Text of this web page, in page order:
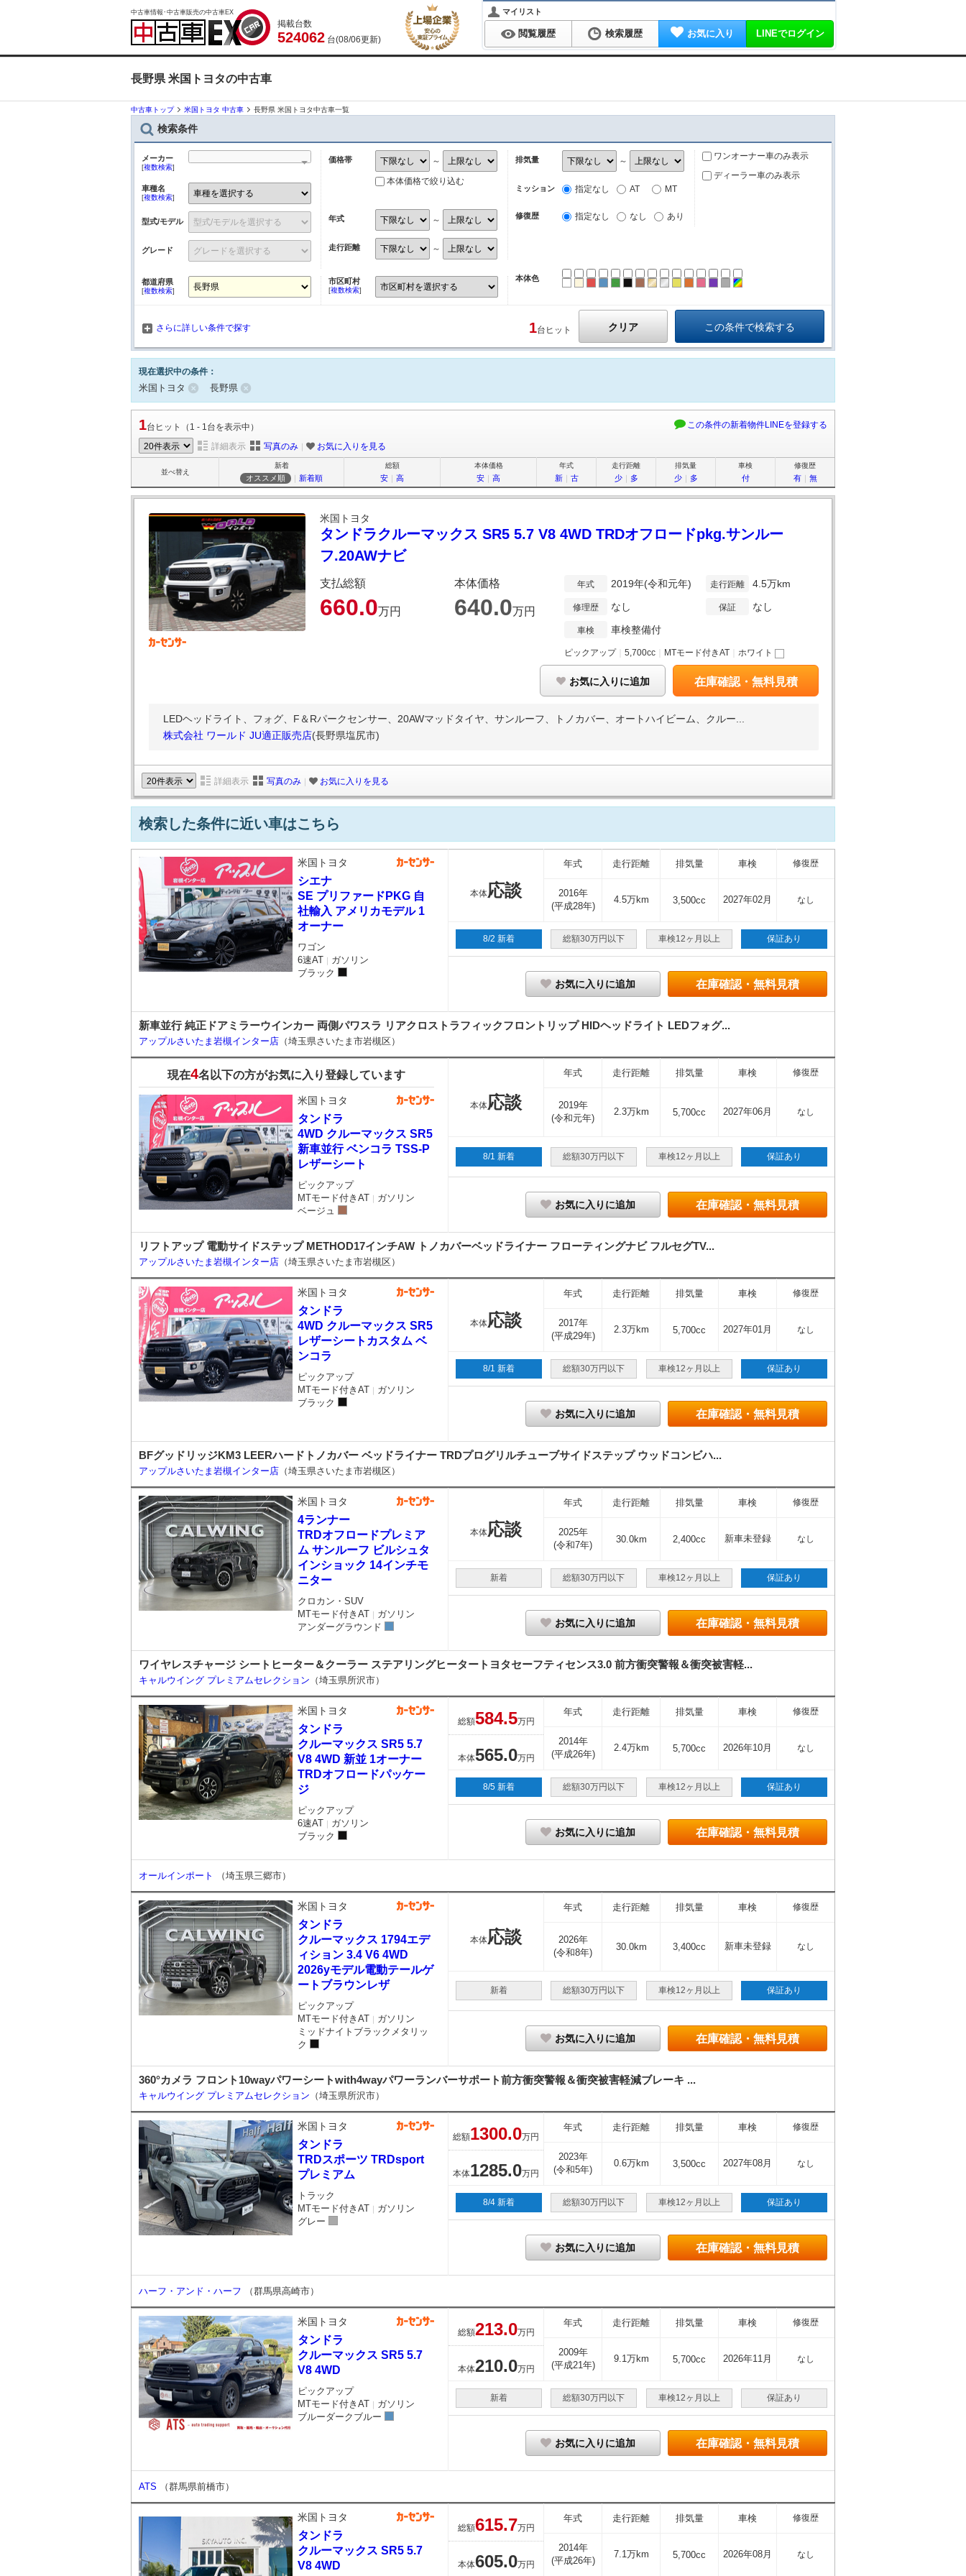
中古車情報･中古車販売の中古車EX
掲載台数
524062 台(08/06更新)
マイリスト
閲覧履歴 検索履歴 お気に入り LINEでログイン
長野県 米国トヨタの中古車
中古車トップ 米国トヨタ 中古車 長野県 米国トヨタ中古車一覧
検索条件
メーカー
[複数検索]
車種名
[複数検索]
型式/モデル
グレード
価格帯 ～
本体価格で絞り込む
年式 ～
走行距離 ～
排気量 ～
ミッション 指定なし AT MT
修復歴 指定なし なし あり
ワンオーナー車のみ表示
ディーラー車のみ表示
都道府県
[複数検索]
市区町村
[複数検索]
本体色
レッドブルーグリーン
ブラック
ブラウンゴールド パープル
グレー
さらに詳しい条件で探す クリア
1台ヒット
現在選択中の条件：
米国トヨタ 長野県
1台ヒット（1 - 1台を表示中） この条件の新着物件LINEを登録する
詳細表示 写真のみ ｜ お気に入りを見る
並べ替え
新着
オススメ順 ｜ 新着順
総額
安 ｜ 高
本体価格
安 ｜ 高
年式
新｜ 古
走行距離
少｜ 多
排気量
少｜ 多
車検
付
修復歴
有｜ 無
米国トヨタ
タンドラクルーマックス SR5 5.7 V8 4WD TRDオフロードpkg.サンルー
フ.20AWナビ
支払総額
660.0万円
本体価格
640.0万円
年式 2019年(令和元年)
修理歴 なし
車検 車検整備付
走行距離 4.5万km
保証 なし
ピックアップ｜ 5,700cc MTモード付きAT ホワイト
お気に入りに追加 在庫確認・無料見積
LEDヘッドライト、フォグ、F＆Rパークセンサー、20AWマッドタイヤ、サンルーフ、トノカバー、オートハイビーム、クルー...
株式会社 ワールド JU適正販売店(長野県塩尻市)
詳細表示 写真のみ ｜ お気に入りを見る
検索した条件に近い車はこちら
米国トヨタ
シエナ
SE プリファードPKG 自
社輸入 アメリカモデル 1
オーナー
ワゴン
6速AT ｜ ガソリン
ブラック
本体応談
年式 走行距離 排気量 車検 修復歴
2016年
(平成28年)
4.5万km 3,500cc 2027年02月 なし
8/2 新着 総額30万円以下 車検12ヶ月以上 保証あり
在庫確認・無料見積
お気に入りに追加
新車並行 純正ドアミラーウインカー 両側パワスラ リアクロストラフィックフロントリップ HIDヘッドライト LEDフォグ...
アップルさいたま岩槻インター店 （埼玉県さいたま市岩槻区）
現在4名以下の方がお気に入り登録しています
米国トヨタ
タンドラ
4WD クルーマックス SR5
新車並行 ベンコラ TSS-P
レザーシート
ピックアップ
MTモード付きAT ｜ ガソリン
ベージュ
本体応談
年式 走行距離 排気量 車検 修復歴
2019年
(令和元年)
2.3万km 5,700cc 2027年06月 なし
8/1 新着 総額30万円以下 車検12ヶ月以上 保証あり
在庫確認・無料見積
お気に入りに追加
リフトアップ 電動サイドステップ METHOD17インチAW トノカバーベッドライナー フローティングナビ フルセグTV...
アップルさいたま岩槻インター店 （埼玉県さいたま市岩槻区）
米国トヨタ
タンドラ
4WD クルーマックス SR5
レザーシートカスタム ベ
ンコラ
ピックアップ
MTモード付きAT ｜ ガソリン
ブラック
本体応談
年式 走行距離 排気量 車検 修復歴
2017年
(平成29年)
2.3万km 5,700cc 2027年01月 なし
8/1 新着 総額30万円以下 車検12ヶ月以上 保証あり
在庫確認・無料見積
お気に入りに追加
BFグッドリッジKM3 LEERハードトノカバー ベッドライナー TRDプログリルチューブサイドステップ ウッドコンビハ...
アップルさいたま岩槻インター店 （埼玉県さいたま市岩槻区）
米国トヨタ
4ランナー
TRDオフロードプレミア
ム サンルーフ ビルシュタ
インショック 14インチモ
ニター
クロカン・SUV
MTモード付きAT ｜ ガソリン
アンダーグラウンド
本体応談
年式 走行距離 排気量 車検 修復歴
2025年
(令和7年)
30.0km 2,400cc 新車未登録 なし
新着 総額30万円以下 車検12ヶ月以上 保証あり
在庫確認・無料見積
お気に入りに追加
ワイヤレスチャージ シートヒーター＆クーラー ステアリングヒータートヨタセーフティセンス3.0 前方衝突警報＆衝突被害軽...
キャルウイング プレミアムセレクション （埼玉県所沢市）
米国トヨタ
タンドラ
クルーマックス SR5 5.7
V8 4WD 新並 1オーナー
TRDオフロードパッケー
ジ
ピックアップ
6速AT ｜ ガソリン
ブラック
総額584.5万円
本体565.0万円
年式 走行距離 排気量 車検 修復歴
2014年
(平成26年)
2.4万km 5,700cc 2026年10月 なし
8/5 新着 総額30万円以下 車検12ヶ月以上 保証あり
在庫確認・無料見積
お気に入りに追加
オールインポート （埼玉県三郷市）
米国トヨタ
タンドラ
クルーマックス 1794エデ
ィション 3.4 V6 4WD
2026yモデル電動テールゲ
ートブラウンレザ
ピックアップ
MTモード付きAT ｜ ガソリン
ミッドナイトブラックメタリッ
ク
本体応談
年式 走行距離 排気量 車検 修復歴
2026年
(令和8年)
30.0km 3,400cc 新車未登録 なし
新着 総額30万円以下 車検12ヶ月以上 保証あり
在庫確認・無料見積
お気に入りに追加
360°カメラ フロント10wayパワーシートwith4wayパワーランバーサポート前方衝突警報＆衝突被害軽減ブレーキ ...
キャルウイング プレミアムセレクション （埼玉県所沢市）
米国トヨタ
タンドラ
TRDスポーツ TRDsport
プレミアム
トラック
MTモード付きAT ｜ ガソリン
グレー
総額1300.0万円
本体1285.0万円
年式 走行距離 排気量 車検 修復歴
2023年
(令和5年)
0.6万km 3,500cc 2027年08月 なし
8/4 新着 総額30万円以下 車検12ヶ月以上 保証あり
在庫確認・無料見積
お気に入りに追加
ハーフ・アンド・ハーフ （群馬県高崎市）
米国トヨタ
タンドラ
クルーマックス SR5 5.7
V8 4WD
ピックアップ
MTモード付きAT ｜ ガソリン
ブルーダークブルー
総額213.0万円
本体210.0万円
年式 走行距離 排気量 車検 修復歴
2009年
(平成21年)
9.1万km 5,700cc 2026年11月 なし
新着 総額30万円以下 車検12ヶ月以上 保証あり
在庫確認・無料見積
お気に入りに追加
ATS （群馬県前橋市）
米国トヨタ
タンドラ
クルーマックス SR5 5.7
V8 4WD
総額615.7万円
本体605.0万円
年式 走行距離 排気量 車検 修復歴
2014年
(平成26年)
7.1万km 5,700cc 2026年08月 なし